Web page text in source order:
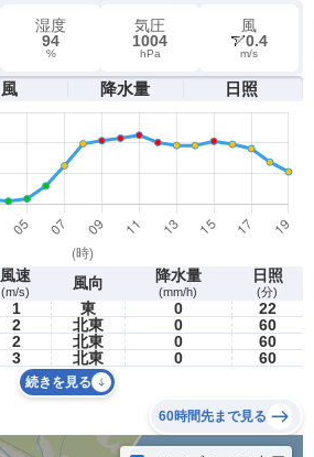
湿度
94
%
気圧
1004
hPa
風
0.4
m/s
風 降水量 日照
風速
(m/s) 風向 降水量
(mm/h)
日照
(分)
1 東 0
22
2 北東 0
60
2 北東 0
60
3 北東 0 60
続きを見る
60時間先まで見る